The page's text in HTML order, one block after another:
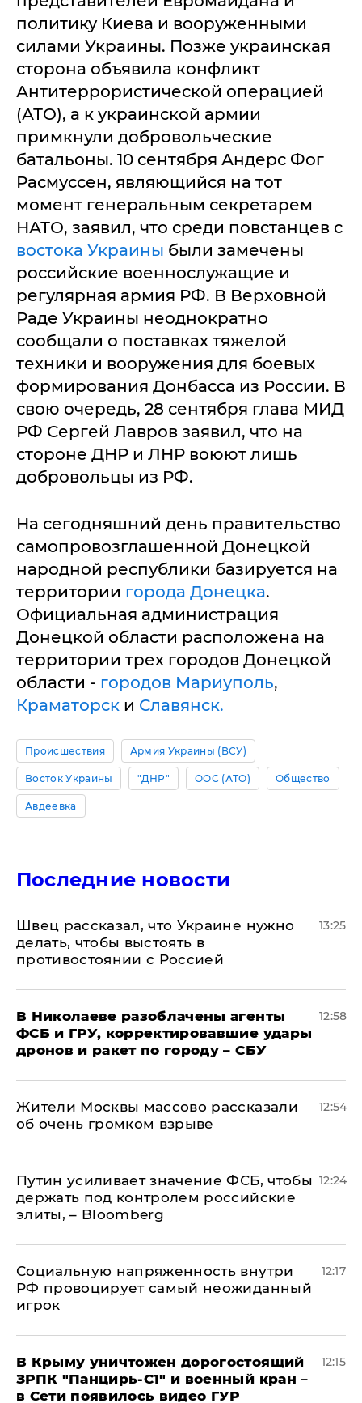
политику Киева и вооруженными
силами Украины. Позже украинская
сторона объявила конфликт
Антитеррористической операцией
(АТО), а к украинской армии
примкнули добровольческие
батальоны. 10 сентября Андерс Фог
Расмуссен, являющийся на тот
момент генеральным секретарем
НАТО, заявил, что среди повстанцев с
востока Украины были замечены
российские военнослужащие и
регулярная армия РФ. В Верховной
Раде Украины неоднократно
сообщали о поставках тяжелой
техники и вооружения для боевых
формирования Донбасса из России. В
свою очередь, 28 сентября глава МИД
РФ Сергей Лавров заявил, что на
стороне ДНР и ЛНР воюют лишь
добровольцы из РФ.
На сегодняшний день правительство
самопровозглашенной Донецкой
народной республики базируется на
территории города Донецка.
Официальная администрация
Донецкой области расположена на
территории трех городов Донецкой
области - городов Мариуполь,
Краматорск и Славянск.
Происшествия Армия Украины (ВСУ)
Восток Украины "ДНР" ООС (АТО) Общество
Авдеевка
Последние новости
Швец рассказал, что Украине нужно
делать, чтобы выстоять в
противостоянии с Россией
13:25
В Николаеве разоблачены агенты
ФСБ и ГРУ, корректировавшие удары
дронов и ракет по городу – СБУ
12:58
Жители Москвы массово рассказали
об очень громком взрыве
12:54
Путин усиливает значение ФСБ, чтобы
держать под контролем российские
элиты, – Bloomberg
12:24
Социальную напряженность внутри
РФ провоцирует самый неожиданный
игрок
12:17
В Крыму уничтожен дорогостоящий
ЗРПК "Панцирь-С1" и военный кран –
в Сети появилось видео ГУР
12:15